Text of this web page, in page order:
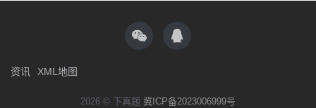
资讯 XML地图
2026 © 下真题 冀ICP备2023006999号